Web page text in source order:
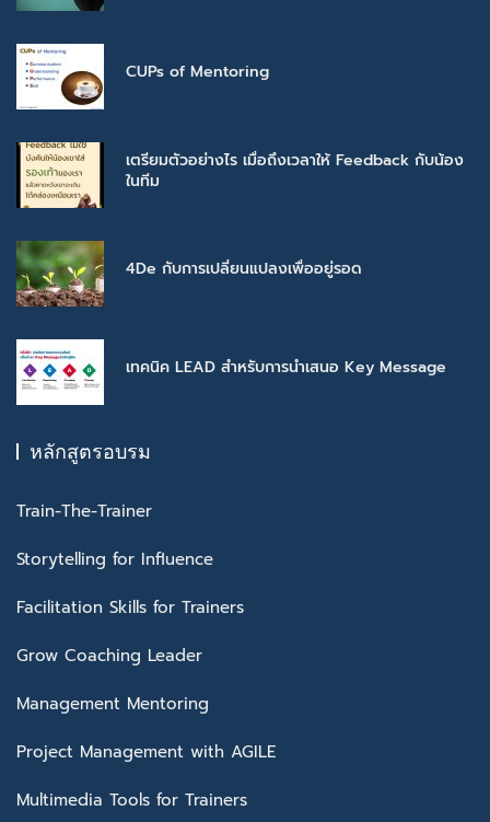
CUPs of Mentoring
เตรียมตัวอย่างไร เมื่อถึงเวลาให้ Feedback กับน้อง
ในทีม
4De กับการเปลี่ยนแปลงเพื่ออยู่รอด
เทคนิค LEAD สำหรับการนำเสนอ Key Message
หลักสูตรอบรม
Train-The-Trainer
Storytelling for Influence
Facilitation Skills for Trainers
Grow Coaching Leader
Management Mentoring
Project Management with AGILE
Multimedia Tools for Trainers